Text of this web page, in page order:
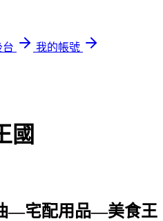
台
我的帳號
國
—宅配用品—美食王